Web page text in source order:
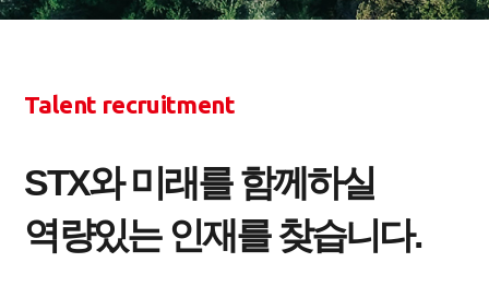
Talent recruitment
STX와 미래를 함께하실
역량있는 인재를 찾습니다.